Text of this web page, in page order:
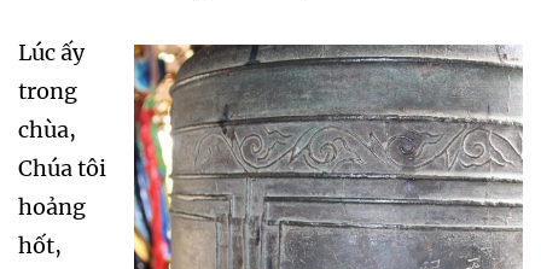
Lúc ấy
trong
chùa,
Chúa tôi
hoảng
hốt,